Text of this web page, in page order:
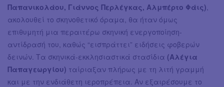
Παπανικολάου, Γιάννος Περλέγκας, Αλμπέρτο Φάις)
ακολουθεί το σκηνοθετικό όραμα, θα ήταν όμως
επιθυμητή μια περαιτέρω σκηνική ενεργοποίηση-
αντίδρασή του, καθώς “εισπράττει” ειδήσεις φοβερών
δεινών. Τα σκηνικά-εκκλησιαστικά στασίδια (Αλέγια
Παπαγεωργίου) ταίριαξαν πλήρως με τη λιτή γραμμή
και με την ενδιάθετη ιεροπρέπεια. Αν εξαιρέσουμε το